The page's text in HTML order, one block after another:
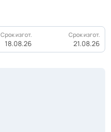
Срок изгот.
18.08.26
Срок изгот.
21.08.26